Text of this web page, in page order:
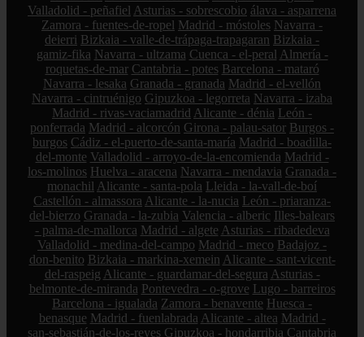
Valladolid - peñafiel Asturias - sobrescobio álava - asparrena
Zamora - fuentes-de-ropel Madrid - móstoles Navarra -
deierri Bizkaia - valle-de-trápaga-trapagaran Bizkaia -
gamiz-fika Navarra - ultzama Cuenca - el-peral Almería -
roquetas-de-mar Cantabria - potes Barcelona - mataró
Navarra - lesaka Granada - granada Madrid - el-vellón
Navarra - cintruénigo Gipuzkoa - legorreta Navarra - izaba
Madrid - rivas-vaciamadrid Alicante - dénia León -
ponferrada Madrid - alcorcón Girona - palau-sator Burgos -
burgos Cádiz - el-puerto-de-santa-maría Madrid - boadilla-
del-monte Valladolid - arroyo-de-la-encomienda Madrid -
los-molinos Huelva - aracena Navarra - mendavia Granada -
monachil Alicante - santa-pola Lleida - la-vall-de-boí
Castellón - almassora Alicante - la-nucia León - priaranza-
del-bierzo Granada - la-zubia Valencia - alberic Illes-balears
- palma-de-mallorca Madrid - algete Asturias - ribadedeva
Valladolid - medina-del-campo Madrid - meco Badajoz -
don-benito Bizkaia - markina-xemein Alicante - sant-vicent-
del-raspeig Alicante - guardamar-del-segura Asturias -
belmonte-de-miranda Pontevedra - o-grove Lugo - barreiros
Barcelona - igualada Zamora - benavente Huesca -
benasque Madrid - fuenlabrada Alicante - altea Madrid -
san-sebastián-de-los-reyes Gipuzkoa - hondarribia Cantabria